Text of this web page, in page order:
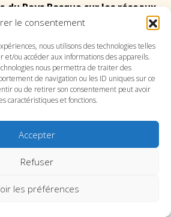
le consentement
nous utilisons des technologies telles
et/ou accéder aux informations des appareils.
nous permettra de traiter des
de navigation ou les ID uniques sur ce
ou de retirer son consentement peut avoir
caractéristiques et fonctions.
Accepter
Refuser
les préférences
du Pays Basque sur les réseaux
du Pays Basque sur les
réseaux
SITE DU CONSERVATOIRE